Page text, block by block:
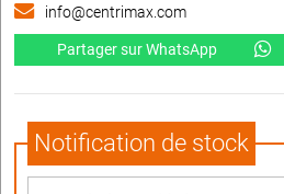
info@centrimax.com
Partager sur WhatsApp
Notification de stock